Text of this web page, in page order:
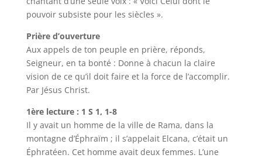
pouvoir subsiste pour les siècles ».
Prière d’ouverture
Aux appels de ton peuple en prière, réponds,
Seigneur, en ta bonté : Donne à chacun la claire
vision de ce qu’il doit faire et la force de l’accomplir.
Par Jésus Christ.
1ère lecture : 1 S 1, 1-8
Il y avait un homme de la ville de Rama, dans la
montagne d’Éphraïm ; il s’appelait Elcana, c’était un
Éphratéen. Cet homme avait deux femmes. L’une